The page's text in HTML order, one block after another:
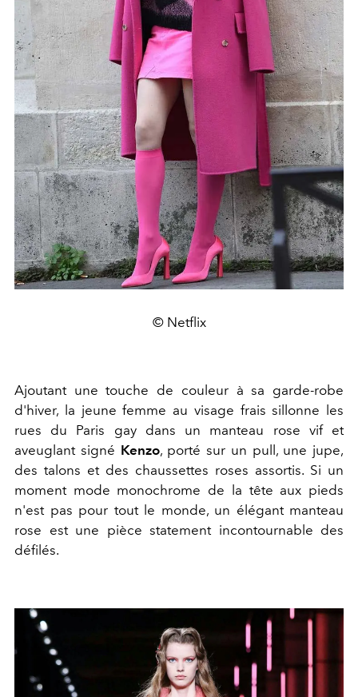
© Netflix
Ajoutant une touche de couleur à sa garde-robe
d'hiver, la jeune femme au visage frais sillonne les
rues du Paris gay dans un manteau rose vif et
aveuglant signé Kenzo, porté sur un pull, une jupe,
des talons et des chaussettes roses assortis. Si un
moment mode monochrome de la tête aux pieds
n'est pas pour tout le monde, un élégant manteau
rose est une pièce statement incontournable des
défilés.